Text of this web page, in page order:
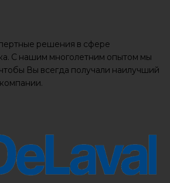
решения в сфере
С нашим многолетним опытом мы
Вы всегда получали наилучший